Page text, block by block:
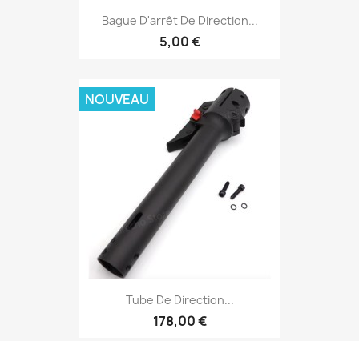
Bague D'arrêt De Direction...
5,00 €
Tube De Direction...
178,00 €
NOUVEAU